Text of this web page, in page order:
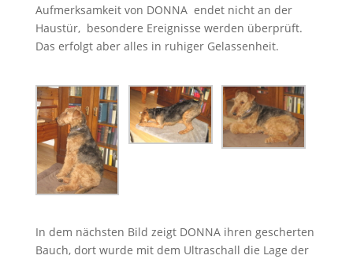
Aufmerksamkeit von DONNA endet nicht an der
Haustür, besondere Ereignisse werden überprüft.
Das erfolgt aber alles in ruhiger Gelassenheit.
In dem nächsten Bild zeigt DONNA ihren gescherten
Bauch, dort wurde mit dem Ultraschall die Lage der